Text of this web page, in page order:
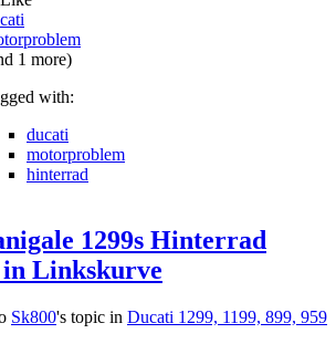
1 more)
with:
ducati
motorproblem
hinterrad
1299s Hinterrad
Linkskurve
Sk800's topic in Ducati 1299, 1199, 899, 959